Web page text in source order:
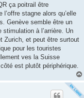
ça poitrail être
stagne alors qu’elle
Genève semble être un
à l’arrière. Un
Zurich, et peut être surtout
pour les touristes
ves la Suisse
est plutôt périphérique.